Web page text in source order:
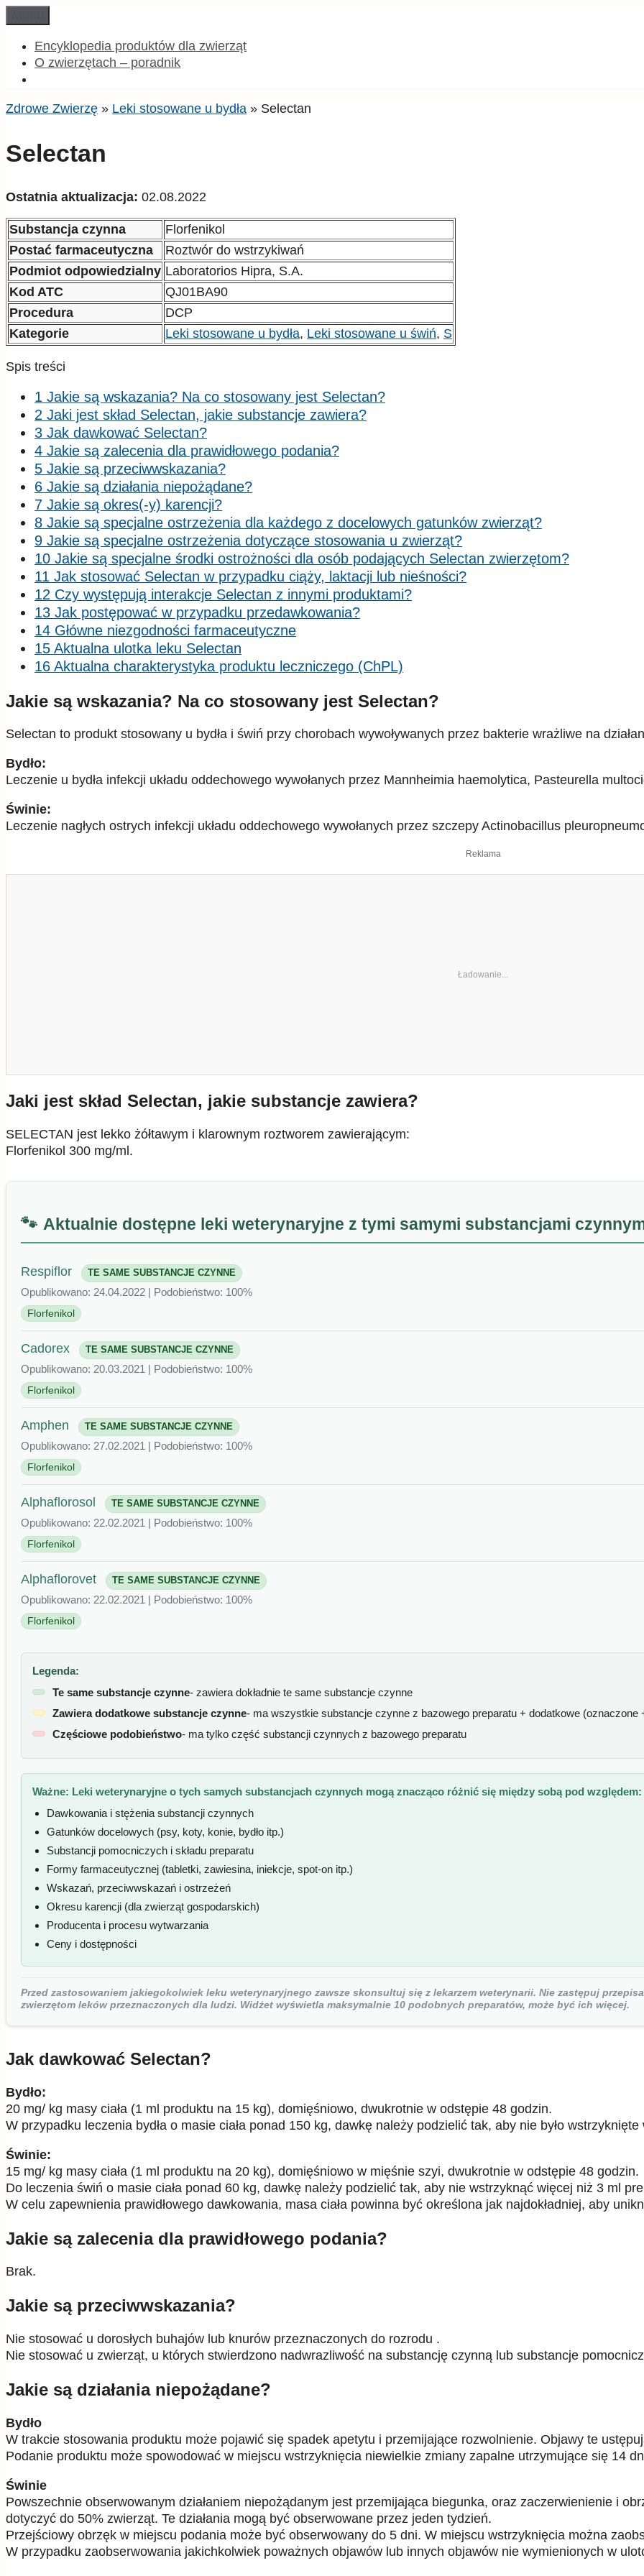
do
treściEncyklopedia produktów dla zwierząt
O zwierzętach – poradnik
Zdrowe Zwierzę » Leki stosowane u bydła » Selectan
Selectan
Ostatnia aktualizacja: 02.08.2022
Substancja czynna
Florfenikol
Postać farmaceutyczna
Roztwór do wstrzykiwań
Podmiot odpowiedzialny Laboratorios Hipra, S.A.
Kod ATC
QJ01BA90
Procedura
DCP
Kategorie
Leki stosowane u bydła, Leki stosowane u świń, S
Spis treści
1 Jakie są wskazania? Na co stosowany jest Selectan?
2 Jaki jest skład Selectan, jakie substancje zawiera?
3 Jak dawkować Selectan?
4 Jakie są zalecenia dla prawidłowego podania?
5 Jakie są przeciwwskazania?
6 Jakie są działania niepożądane?
7 Jakie są okres(-y) karencji?
8 Jakie są specjalne ostrzeżenia dla każdego z docelowych gatunków zwierząt?
9 Jakie są specjalne ostrzeżenia dotyczące stosowania u zwierząt?
10 Jakie są specjalne środki ostrożności dla osób podających Selectan zwierzętom?
11 Jak stosować Selectan w przypadku ciąży, laktacji lub nieśności?
12 Czy występują interakcje Selectan z innymi produktami?
13 Jak postępować w przypadku przedawkowania?
14 Główne niezgodności farmaceutyczne
15 Aktualna ulotka leku Selectan
16 Aktualna charakterystyka produktu leczniczego (ChPL)
Jakie są wskazania? Na co stosowany jest Selectan?
Selectan to produkt stosowany u bydła i świń przy chorobach wywoływanych przez bakterie wrażliwe na
Bydło:
Leczenie u bydła infekcji układu oddechowego wywołanych przez Mannheimia haemolytica, Pasteurella
Świnie:
Leczenie nagłych ostrych infekcji układu oddechowego wywołanych przez szczepy Actinobacillus
Reklama
Jaki jest skład Selectan, jakie substancje zawiera?
SELECTAN jest lekko żółtawym i klarownym roztworem zawierającym:
Florfenikol 300 mg/ml.
Aktualnie dostępne leki weterynaryjne z tymi samymi substancjami
Respiflor TE SAME SUBSTANCJE CZYNNE
Opublikowano: 24.04.2022 | Podobieństwo: 100%
Florfenikol
Cadorex TE SAME SUBSTANCJE CZYNNE
Opublikowano: 20.03.2021 | Podobieństwo: 100%
Florfenikol
Amphen TE SAME SUBSTANCJE CZYNNE
Opublikowano: 27.02.2021 | Podobieństwo: 100%
Florfenikol
Alphaflorosol TE SAME SUBSTANCJE CZYNNE
Opublikowano: 22.02.2021 | Podobieństwo: 100%
Florfenikol
Alphaflorovet TE SAME SUBSTANCJE CZYNNE
Opublikowano: 22.02.2021 | Podobieństwo: 100%
Florfenikol
Legenda:
Te same substancje czynne- zawiera dokładnie te same substancje czynne
Zawiera dodatkowe substancje czynne- ma wszystkie substancje czynne z bazowego preparatu + dodatkowe (oznaczone
Częściowe podobieństwo- ma tylko część substancji czynnych z bazowego preparatu
Ważne: Leki weterynaryjne o tych samych substancjach czynnych mogą znacząco różnić się między sobą pod względem:
Dawkowania i stężenia substancji czynnych
Gatunków docelowych (psy, koty, konie, bydło itp.)
Substancji pomocniczych i składu preparatu
Formy farmaceutycznej (tabletki, zawiesina, iniekcje, spot-on itp.)
Wskazań, przeciwwskazań i ostrzeżeń
Okresu karencji (dla zwierząt gospodarskich)
Producenta i procesu wytwarzania
Ceny i dostępności
Przed zastosowaniem jakiegokolwiek leku weterynaryjnego zawsze skonsultuj się z lekarzem weterynarii. Nie zastępuj
zwierzętom leków przeznaczonych dla ludzi. Widżet wyświetla maksymalnie 10 podobnych preparatów, może być ich więcej.
Jak dawkować Selectan?
Bydło:
20 mg/ kg masy ciała (1 ml produktu na 15 kg), domięśniowo, dwukrotnie w odstępie 48 godzin.
W przypadku leczenia bydła o masie ciała ponad 150 kg, dawkę należy podzielić tak, aby nie było
Świnie:
15 mg/ kg masy ciała (1 ml produktu na 20 kg), domięśniowo w mięśnie szyi, dwukrotnie w odstępie 48 godzin.
Do leczenia świń o masie ciała ponad 60 kg, dawkę należy podzielić tak, aby nie wstrzyknąć więcej niż 3 ml
W celu zapewnienia prawidłowego dawkowania, masa ciała powinna być określona jak najdokładniej, aby
Jakie są zalecenia dla prawidłowego podania?
Brak.
Jakie są przeciwwskazania?
Nie stosować u dorosłych buhajów lub knurów przeznaczonych do rozrodu .
Nie stosować u zwierząt, u których stwierdzono nadwrazliwość na substancję czynną lub substancje
Jakie są działania niepożądane?
Bydło
W trakcie stosowania produktu może pojawić się spadek apetytu i przemijające rozwolnienie. Objawy te
Podanie produktu może spowodować w miejscu wstrzyknięcia niewielkie zmiany zapalne utrzymujące się 14
Świnie
Powszechnie obserwowanym działaniem niepożądanym jest przemijająca biegunka, oraz zaczerwienienie i
dotyczyć do 50% zwierząt. Te działania mogą być obserwowane przez jeden tydzień.
Przejściowy obrzęk w miejscu podania może być obserwowany do 5 dni. W miejscu wstrzyknięcia można
W przypadku zaobserwowania jakichkolwiek poważnych objawów lub innych objawów nie wymienionych w